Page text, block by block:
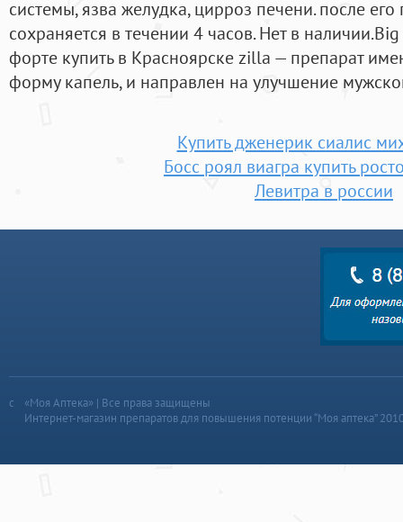
системы, язва желудка, цирроз печени. после
сохраняется в течении 4 часов. Нет в
форте купить в Красноярске zilla — препарат
форму капель, и направлен на улучшение
Купить дженерик сиалис
Босс роял виагра купить
Левитра в россии
«Моя Аптека» | Все права защищены
Интернет-магазин препаратов для повышения потенции “Моя аптека”